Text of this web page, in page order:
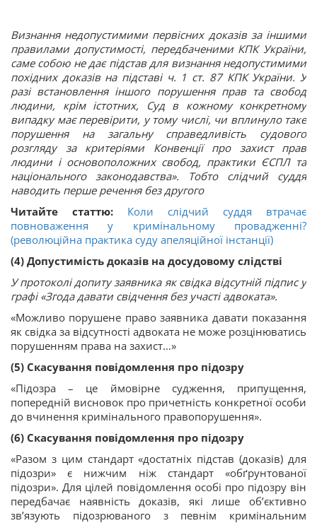
Визнання недопустимими первісних доказів за іншими
правилами допустимості, передбаченими КПК України,
саме собою не дає підстав для визнання недопустимими
похідних доказів на підставі ч. 1 ст. 87 КПК України. У
разі встановлення іншого порушення прав та свобод
людини, крім істотних, Суд в кожному конкретному
випадку має перевірити, у тому числі, чи вплинуло таке
порушення на загальну справедливість судового
розгляду за критеріями Конвенції про захист прав
людини і основоположних свобод, практики ЄСПЛ та
національного законодавства». Тобто слідчий суддя
наводить перше речення без другого
Читайте статтю: Коли слідчий суддя втрачає
повноваження у кримінальному провадженні?
(революційна практика суду апеляційної інстанції)
(4) Допустимість доказів на досудовому слідстві
У протоколі допиту заявника як свідка відсутній підпис у
графі «Згода давати свідчення без участі адвоката».
«Можливо порушене право заявника давати показання
як свідка за відсутності адвоката не може розцінюватись
порушенням права на захист…»
(5) Скасування повідомлення про підозру
«Підозра – це ймовірне судження, припущення,
попередній висновок про причетність конкретної особи
до вчинення кримінального правопорушення».
(6) Скасування повідомлення про підозру
«Разом з цим стандарт «достатніх підстав (доказів) для
підозри» є нижчим ніж стандарт «обґрунтованої
підозри». Для цілей повідомлення особі про підозру він
передбачає наявність доказів, які лише об’єктивно
зв’язують підозрюваного з певнім кримінальним